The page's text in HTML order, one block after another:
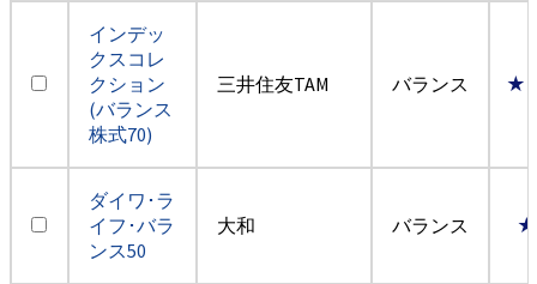
インデッ
クスコレ
クション
(バランス
株式70)
三井住友TAM バランス
ダイワ･ラ
イフ･バラ
ンス50
大和 バランス